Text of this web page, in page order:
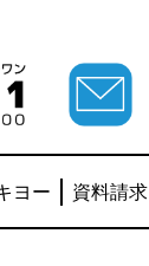
ヨー 資料請求